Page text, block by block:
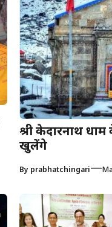
श्री केदारनाथ
खुलेंगे
By prabhatchingari—